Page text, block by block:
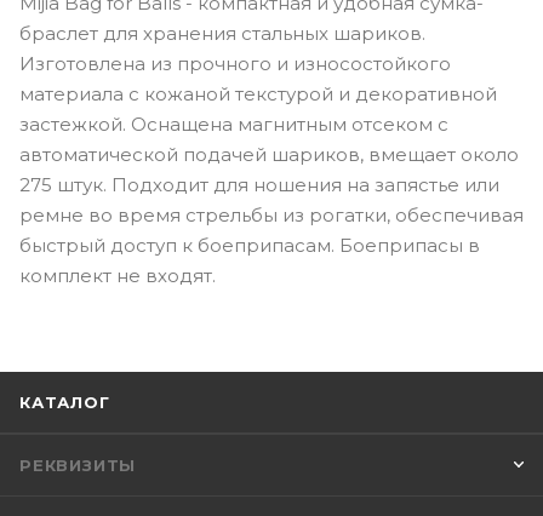
браслет для хранения стальных шариков.
Изготовлена из прочного и износостойкого
материала с кожаной текстурой и декоративной
застежкой. Оснащена магнитным отсеком с
автоматической подачей шариков, вмещает около
275 штук. Подходит для ношения на запястье или
ремне во время стрельбы из рогатки, обеспечивая
быстрый доступ к боеприпасам. Боеприпасы в
комплект не входят.
КАТАЛОГ
РЕКВИЗИТЫ